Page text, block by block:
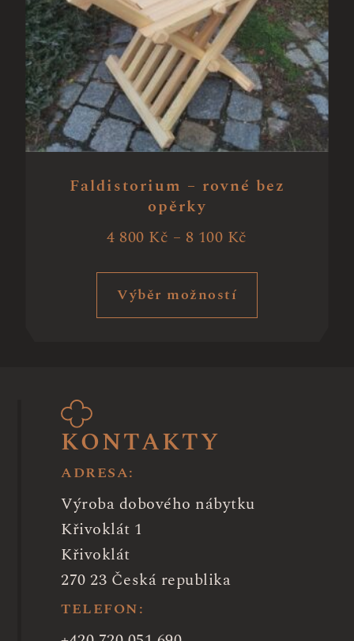
Faldistorium – rovné bez
opěrky
4 800 Kč – 8 100 Kč
Výběr možností
KONTAKTY
ADRESA:
Výroba dobového nábytku
Křivoklát 1
Křivoklát
270 23 Česká republika
TELEFON: